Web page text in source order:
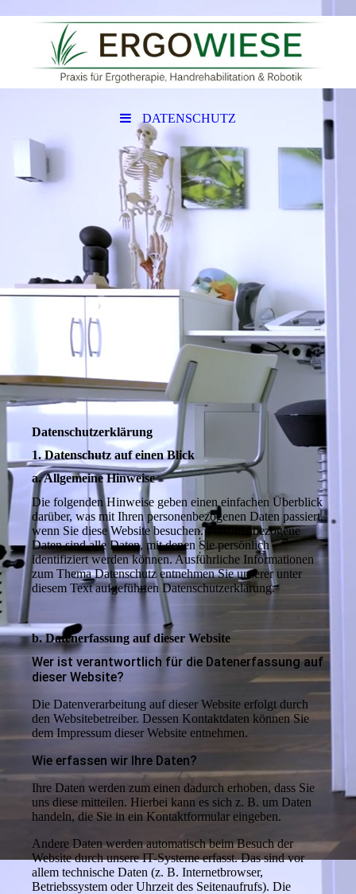
DATENSCHUTZ
Daten­­schutz­­erklärung
1. Datenschutz auf einen Blick
a. Allgemeine Hinweise
Die folgenden Hinweise geben einen einfachen Überblick
darüber, was mit Ihren personenbezogenen Daten passiert,
wenn Sie diese Website besuchen. Personenbezogene
Daten sind alle Daten, mit denen Sie persönlich
identifiziert werden können. Ausführliche Informationen
zum Thema Datenschutz entnehmen Sie unserer unter
diesem Text aufgeführten Datenschutzerklärung.
b. Datenerfassung auf dieser Website
Wer ist verantwortlich für die Datenerfassung auf
dieser Website?
Die Datenverarbeitung auf dieser Website erfolgt durch
den Websitebetreiber. Dessen Kontaktdaten können Sie
dem Impressum dieser Website entnehmen.
Wie erfassen wir Ihre Daten?
Ihre Daten werden zum einen dadurch erhoben, dass Sie
uns diese mitteilen. Hierbei kann es sich z. B. um Daten
handeln, die Sie in ein Kontaktformular eingeben.
Andere Daten werden automatisch beim Besuch der
Website durch unsere IT-Systeme erfasst. Das sind vor
allem technische Daten (z. B. Internetbrowser,
Betriebssystem oder Uhrzeit des Seitenaufrufs). Die